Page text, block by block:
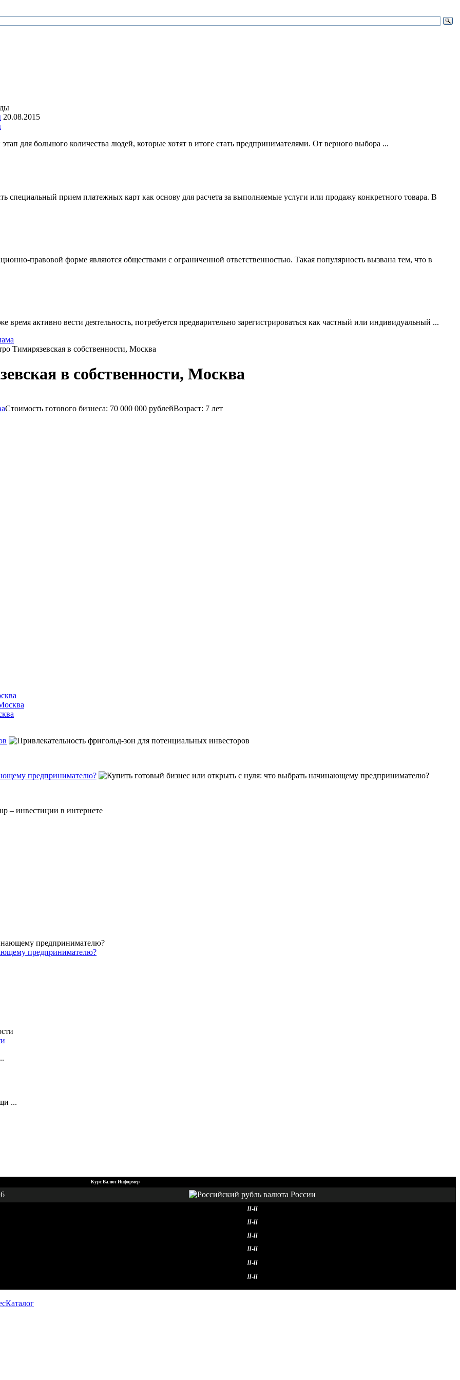
20.08.2015
для большого количества людей, которые хотят в итоге стать предпринимателями. От верного выбора ...
специальный прием платежных карт как основу для расчета за выполняемые услуги или продажу конкретного товара. В
правовой форме являются обществами с ограниченной ответственностью. Такая популярность вызвана тем, что в
активно вести деятельность, потребуется предварительно зарегистрироваться как частный или индивидуальный ...
Тимирязевская в собственности, Москва
в собственности, Москва
Стоимость готового бизнеса: 70 000 000 рублейВозраст: 7 лет
предпринимателю?
предпринимателю?
...
Курс Валют Информер
//-//
//-//
//-//
//-//
//-//
//-//
Каталог